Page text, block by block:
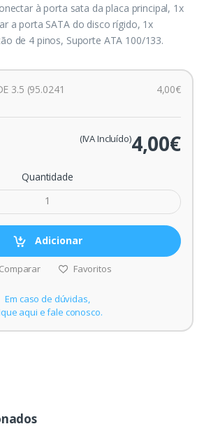
à porta sata da placa principal, 1x
a porta SATA do disco rígido, 1x
de 4 pinos, Suporte ATA 100/133.
3.5 (95.0241
4,00€
4,00€
(IVA Incluído)
Quantidade
Adicionar
Comparar Favoritos
Em caso de dúvidas,
aqui e fale conosco.